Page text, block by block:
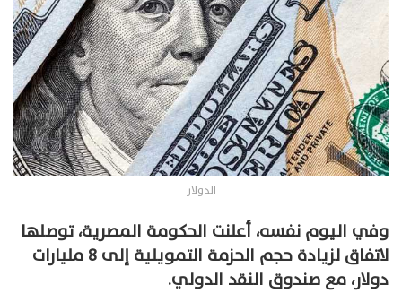
الدولار
وفي اليوم نفسه، أعلنت الحكومة المصرية، توصلها
لاتفاق لزيادة حجم الحزمة التمويلية إلى 8 مليارات
دولار، مع صندوق النقد الدولي.